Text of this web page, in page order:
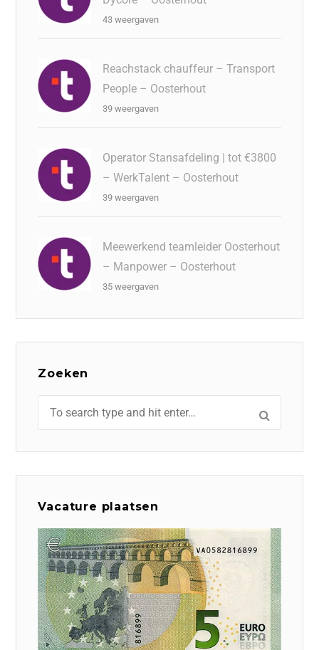
43 weergaven
Reachstack chauffeur – Transport
People – Oosterhout
39 weergaven
Operator Stansafdeling | tot €3800
– WerkTalent – Oosterhout
39 weergaven
Meewerkend teamleider Oosterhout
– Manpower – Oosterhout
35 weergaven
Zoeken
Vacature plaatsen